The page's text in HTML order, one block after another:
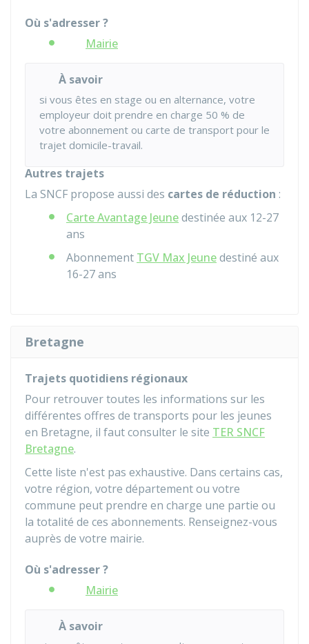
Où s'adresser ?
Mairie
À savoir
si vous êtes en stage ou en alternance, votre
employeur doit prendre en charge 50 % de
votre abonnement ou carte de transport pour le
trajet domicile-travail.
Autres trajets
La SNCF propose aussi des cartes de réduction :
Carte Avantage Jeunedestinée aux 12-27
ans
Abonnement TGV Max Jeunedestiné aux
16-27 ans
Bretagne
Trajets quotidiens régionaux
Pour retrouver toutes les informations sur les
différentes offres de transports pour les jeunes
en Bretagne, il faut consulter le site TER SNCF
Bretagne.
Cette liste n'est pas exhaustive. Dans certains cas,
votre région, votre département ou votre
commune peut prendre en charge une partie ou
la totalité de ces abonnements. Renseignez-vous
auprès de votre mairie.
Où s'adresser ?
Mairie
À savoir